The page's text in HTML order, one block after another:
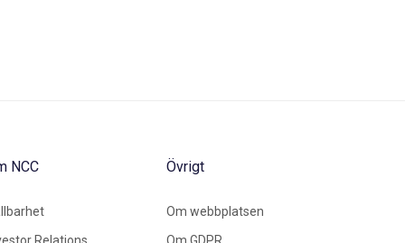
NCC Övrigt
Om webbplatsen